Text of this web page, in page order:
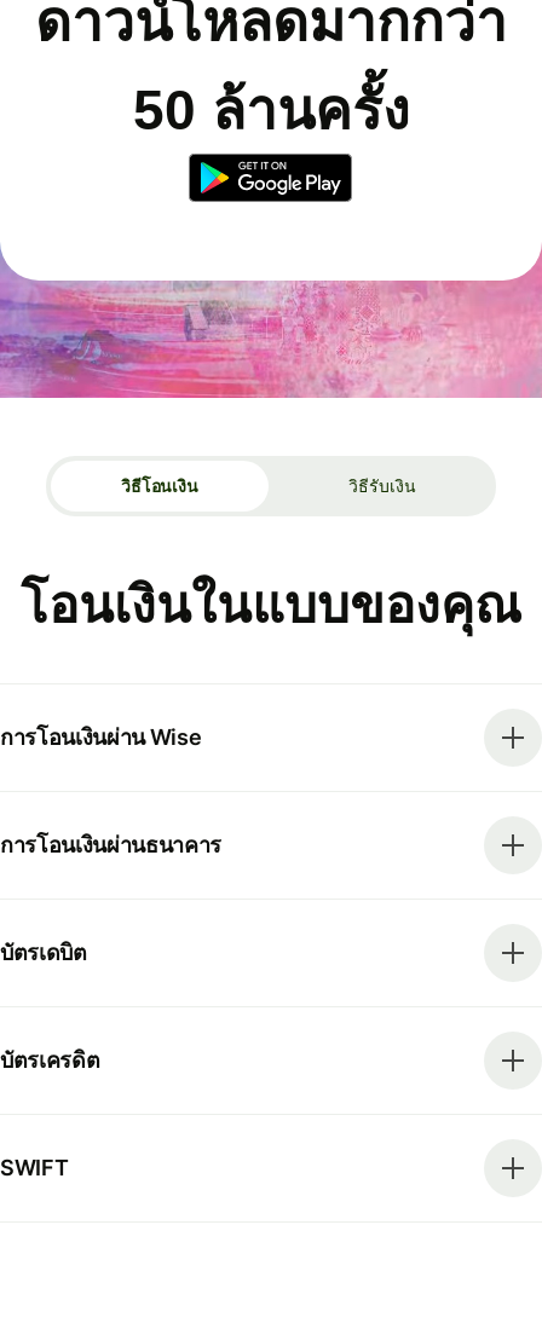
ดาวน์โหลดมากกว่า
50 ล้านครั้ง
วิธีโอนเงิน วิธีรับเงิน
โอนเงินในแบบของคุณ
การโอนเงินผ่าน Wise
การโอนเงินผ่านธนาคาร
บัตรเดบิต
บัตรเครดิต
SWIFT